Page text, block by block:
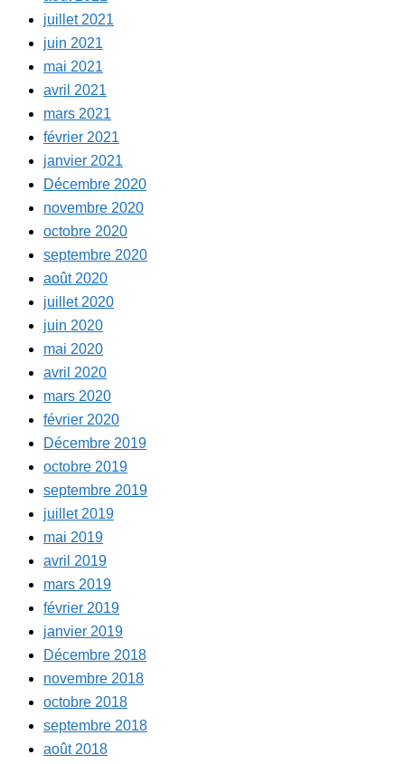
juillet 2021
juin 2021
mai 2021
avril 2021
mars 2021
février 2021
janvier 2021
Décembre 2020
novembre 2020
octobre 2020
septembre 2020
août 2020
juillet 2020
juin 2020
mai 2020
avril 2020
mars 2020
février 2020
Décembre 2019
octobre 2019
septembre 2019
juillet 2019
mai 2019
avril 2019
mars 2019
février 2019
janvier 2019
Décembre 2018
novembre 2018
octobre 2018
septembre 2018
août 2018